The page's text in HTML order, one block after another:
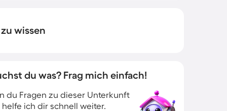
wissen
du was? Frag mich einfach!
du Fragen zu dieser Unterkunft
helfe ich dir schnell weiter.